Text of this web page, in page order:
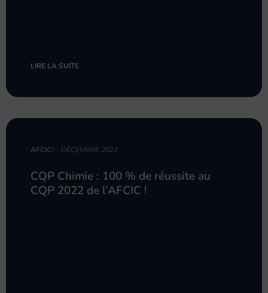
LIRE LA SUITE
AFCIC/ DÉCEMBRE 2022
CQP Chimie : 100 % de réussite au
CQP 2022 de l’AFCIC !